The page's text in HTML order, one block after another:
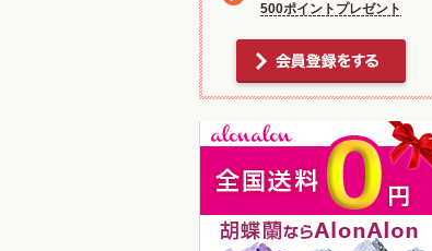
500ポイントプレゼント